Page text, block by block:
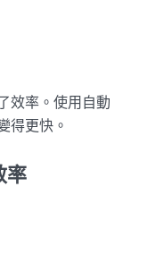
效率。使用自動
得更快。
率